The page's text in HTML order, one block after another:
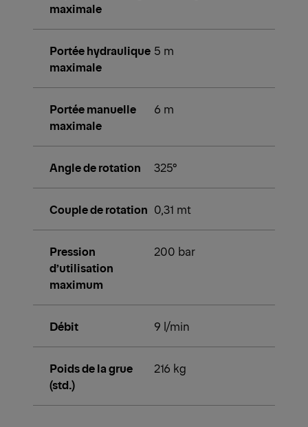
maximale
Portée hydraulique
maximale
5 m
Portée manuelle
maximale
6 m
Angle de rotation 325°
Couple de rotation 0,31 mt
Pression
d’utilisation
maximum
200 bar
Débit 9 l/min
Poids de la grue
(std.)
216 kg